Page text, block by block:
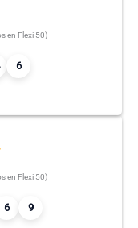
en Flexi 50)
6
en Flexi 50)
6 9